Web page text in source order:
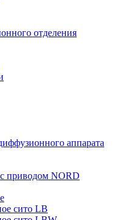
отделения
аппарата
приводом NORD
сито LB